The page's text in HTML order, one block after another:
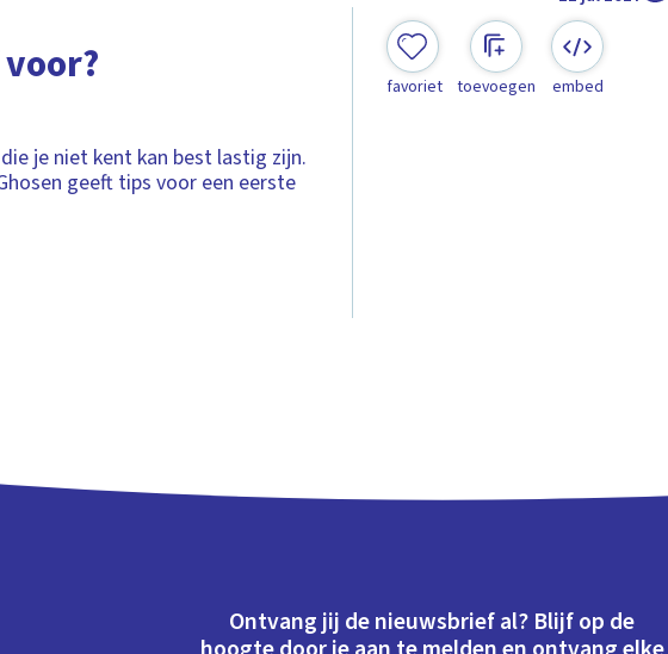
je niet kent kan best lastig zijn.
geeft tips voor een eerste
favoriet toevoegen embed
Ontvang jij de nieuwsbrief al? Blijf op de